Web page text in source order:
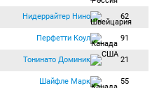
Нидеррайтер Нино 62
Перфетти Коул 91
Тонинато Доминик 21
Шайфле Марк 55